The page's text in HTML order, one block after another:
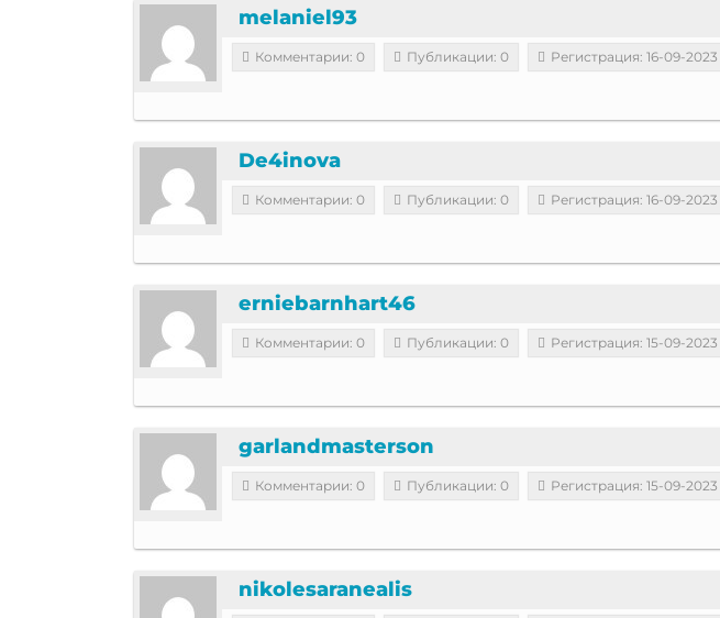
melaniel93
Комментарии: 0 Публикации: 0 Регистрация: 16-09-2023
De4inova
Комментарии: 0 Публикации: 0 Регистрация: 16-09-2023
erniebarnhart46
Комментарии: 0 Публикации: 0 Регистрация: 15-09-2023
garlandmasterson
Комментарии: 0 Публикации: 0 Регистрация: 15-09-2023
nikolesaranealis